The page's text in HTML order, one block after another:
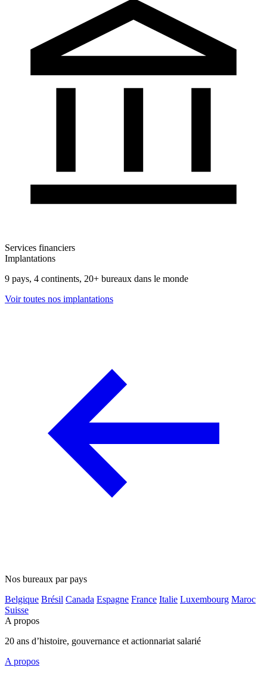
Services financiers
Implantations
9 pays, 4 continents, 20+ bureaux dans le monde
Voir toutes nos implantations
Nos bureaux par pays
Belgique Brésil Canada Espagne France Italie Luxembourg Maroc
Suisse
A propos
20 ans d’histoire, gouvernance et actionnariat salarié
A propos